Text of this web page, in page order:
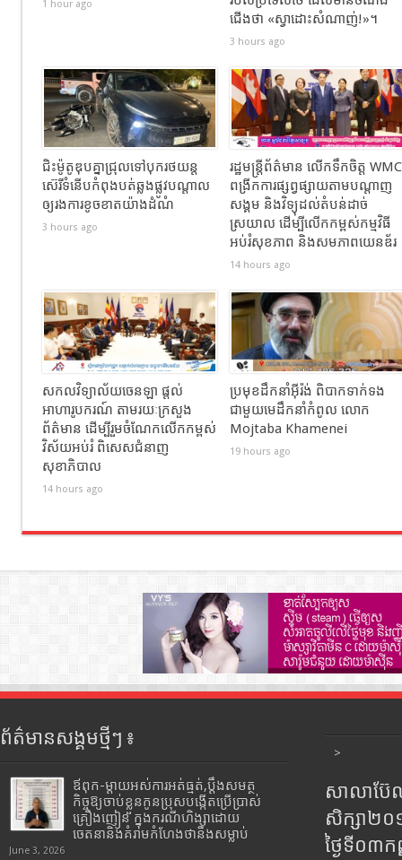
1 hour ago
ជើង​ថា «ស្វាដោះសំណាញ់!»។
3 hours ago
ជិះម៉ូតូឌុបគ្នាជ្រុលទៅបុករថយន្ត
ស៊េរីទំនើបកំពុងបត់ឆ្លងផ្លូវបណ្តាល
ឲ្យរងការខូចខាតយ៉ាងដំណំ
3 hours ago
រដ្ឋមន្ត្រីព័ត៌មាន លើកទឹកចិត្ត WMC
ពង្រីកការផ្សព្វផ្សាយតាមបណ្តាញ
សង្គម និងវិទ្យុដល់តំបន់ដាច់
ស្រយាល ដើម្បីលើកកម្ពស់កម្មវិធី
អប់រំសុខភាព និងសមភាពយេនឌ័រ
14 hours ago
សកលវិទ្យាល័យចេនឡា ផ្តល់
អាហារូបករណ៍ តាមរយៈក្រសួង
ព័ត៌មាន ដើម្បីរួមចំណែកលើកកម្ពស់
វិស័យអប់រំ ពិសេសជំនាញ
សុខាភិបាល
14 hours ago
ប្រមុខដឹកនាំអ៊ីរ៉ង់ ពិបាកទាក់ទង
ជាមួយមេដឹកនាំកំពូល លោក
Mojtaba Khamenei
19 hours ago
ព័ត៌មានសង្គមថ្មីៗ ៖
ឪពុក-ម្ដាយអស់ការអត់ធ្មត់,ប្ដឹងសមត្ថ
កិច្ចឱ្យចាប់ខ្លួនកូនប្រុសបង្កើតប្រើប្រាស់
គ្រឿងញៀន ក្នុងករណីហិង្សាដោយ
ចេតនានិងគំរាមកំហែងថានឹងសម្លាប់
June 3, 2026
>
សាលាប៊ែ
សិក្សា២
ថ្ងៃទី០៣